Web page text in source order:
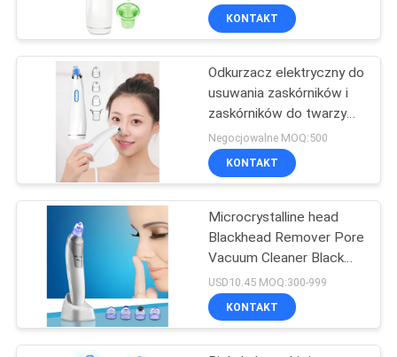
WYCIECZKA
FABRYCE
KONTROLA
JAKOŚCI
SKONTAKTUJ
NAMI
Urządzenia do
pielęgnacji włosów
LED Light
5
HIFU/RF
przeciwzmarszczkowy
11
Prezenty walentynkowe
dla jej kobiet Him M
KONTAKT
Odkurzacz elektryczny do
usuwania zaskórników i
zaskórników do twarzy
Comedo
Negocjowalne MOQ:500
KONTAKT
Microcrystalline head
Blackhead Remover Pore
Vacuum Cleaner Black
Head Whitehead Acne
Removal
USD10.45 MOQ:300-999
KONTAKT